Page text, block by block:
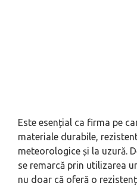
Este esențial ca firma pe
materiale durabile,
meteorologice și la uzură.
se remarcă prin utilizarea
nu doar că oferă o